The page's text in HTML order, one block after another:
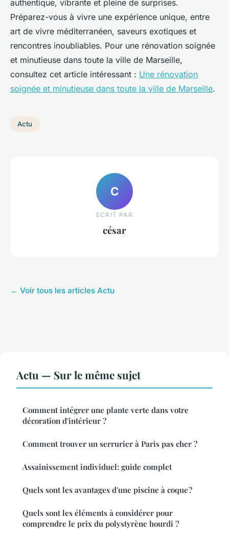
authentique, vibrante et pleine de surprises.
Préparez-vous à vivre une expérience unique, entre
art de vivre méditerranéen, saveurs exotiques et
rencontres inoubliables. Pour une rénovation soignée
et minutieuse dans toute la ville de Marseille,
consultez cet article intéressant : Une rénovation
soignée et minutieuse dans toute la ville de Marseille.
Actu
C
ECRIT PAR
césar
← Voir tous les articles Actu
Actu — Sur le même sujet
Comment intégrer une plante verte dans votre
décoration d'intérieur ?
Comment trouver un serrurier à Paris pas cher ?
Assainissement individuel: guide complet
Quels sont les avantages d'une piscine à coque ?
Quels sont les éléments à considérer pour
comprendre le prix du polystyrène hourdi ?